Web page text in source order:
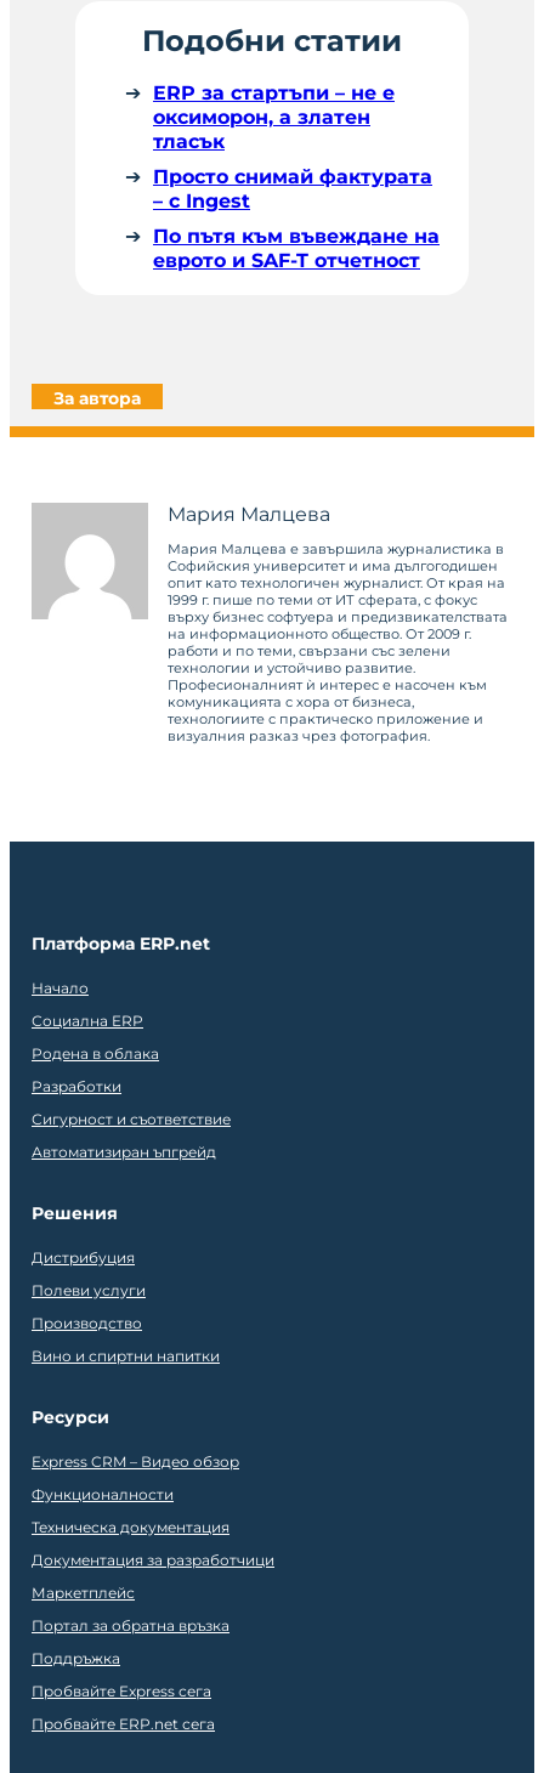
Подобни статии
ERP за стартъпи – не е
оксиморон, а златен
тласък
Просто снимай фактурата
– с Ingest
По пътя към въвеждане на
еврото и SAF-T отчетност
За автора
Мария Малцева
Мария Малцева е завършила журналистика в
Софийския университет и има дългогодишен
опит като технологичен журналист. От края на
1999 г. пише по теми от ИТ сферата, с фокус
върху бизнес софтуера и предизвикателствата
на информационното общество. От 2009 г.
работи и по теми, свързани със зелени
технологии и устойчиво развитие.
Професионалният ѝ интерес е насочен към
комуникацията с хора от бизнеса,
технологиите с практическо приложение и
визуалния разказ чрез фотография.
Платформа ERP.net
Начало
Социална ERP
Родена в облака
Разработки
Сигурност и съответствие
Автоматизиран ъпгрейд
Решения
Дистрибуция
Полеви услуги
Производство
Вино и спиртни напитки
Ресурси
Express CRM – Видео обзор
Функционалности
Техническа документация
Документация за разработчици
Маркетплейс
Портал за обратна връзка
Поддръжка
Пробвайте Express сега
Пробвайте ERP.net сега